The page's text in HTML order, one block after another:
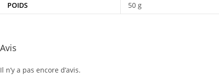
POIDS 50 g
Avis
Il n’y a pas encore d’avis.